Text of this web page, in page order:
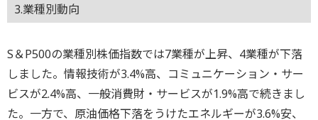
3.業種別動向
S＆P500の業種別株価指数では7業種が上昇、4業種が下落
しました。情報技術が3.4%高、コミュニケーション・サー
ビスが2.4%高、一般消費財・サービスが1.9%高で続きまし
た。一方で、原油価格下落をうけたエネルギーが3.6%安、